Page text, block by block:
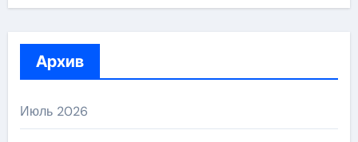
Архив
Июль 2026